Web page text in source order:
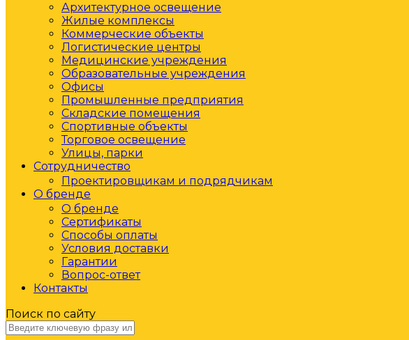
Архитектурное освещение
Жилые комплексы
Коммерческие объекты
Логистические центры
Медицинские учреждения
Образовательные учреждения
Офисы
Промышленные предприятия
Складские помещения
Спортивные объекты
Торговое освещение
Улицы, парки
Сотрудничество
Проектировщикам и подрядчикам
О бренде
О бренде
Сертификаты
Способы оплаты
Условия доставки
Гарантии
Вопрос-ответ
Контакты
Поиск по сайту